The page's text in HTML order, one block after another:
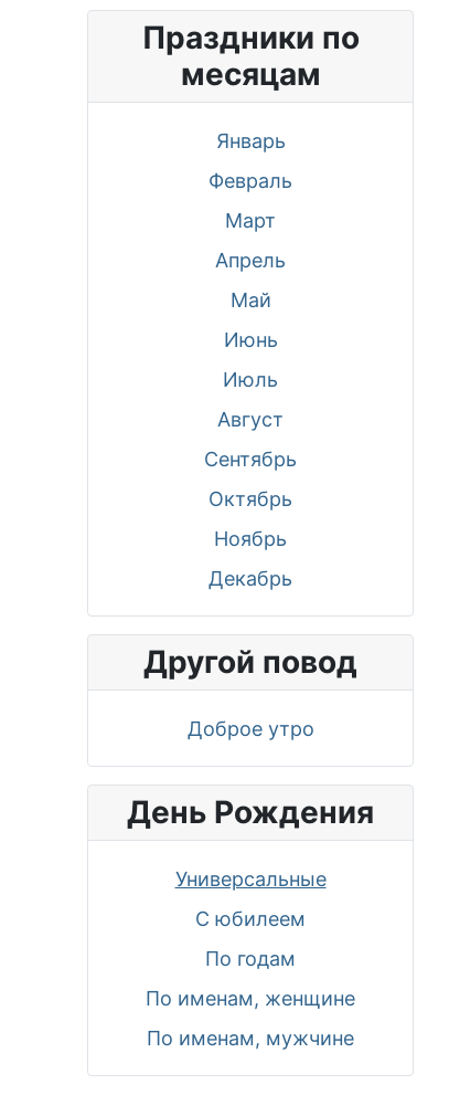
Праздники по
месяцам
Январь
Февраль
Март
Апрель
Май
Июнь
Июль
Август
Сентябрь
Октябрь
Ноябрь
Декабрь
Другой повод
Доброе утро
День Рождения
Универсальные
С юбилеем
По годам
По именам, женщине
По именам, мужчине